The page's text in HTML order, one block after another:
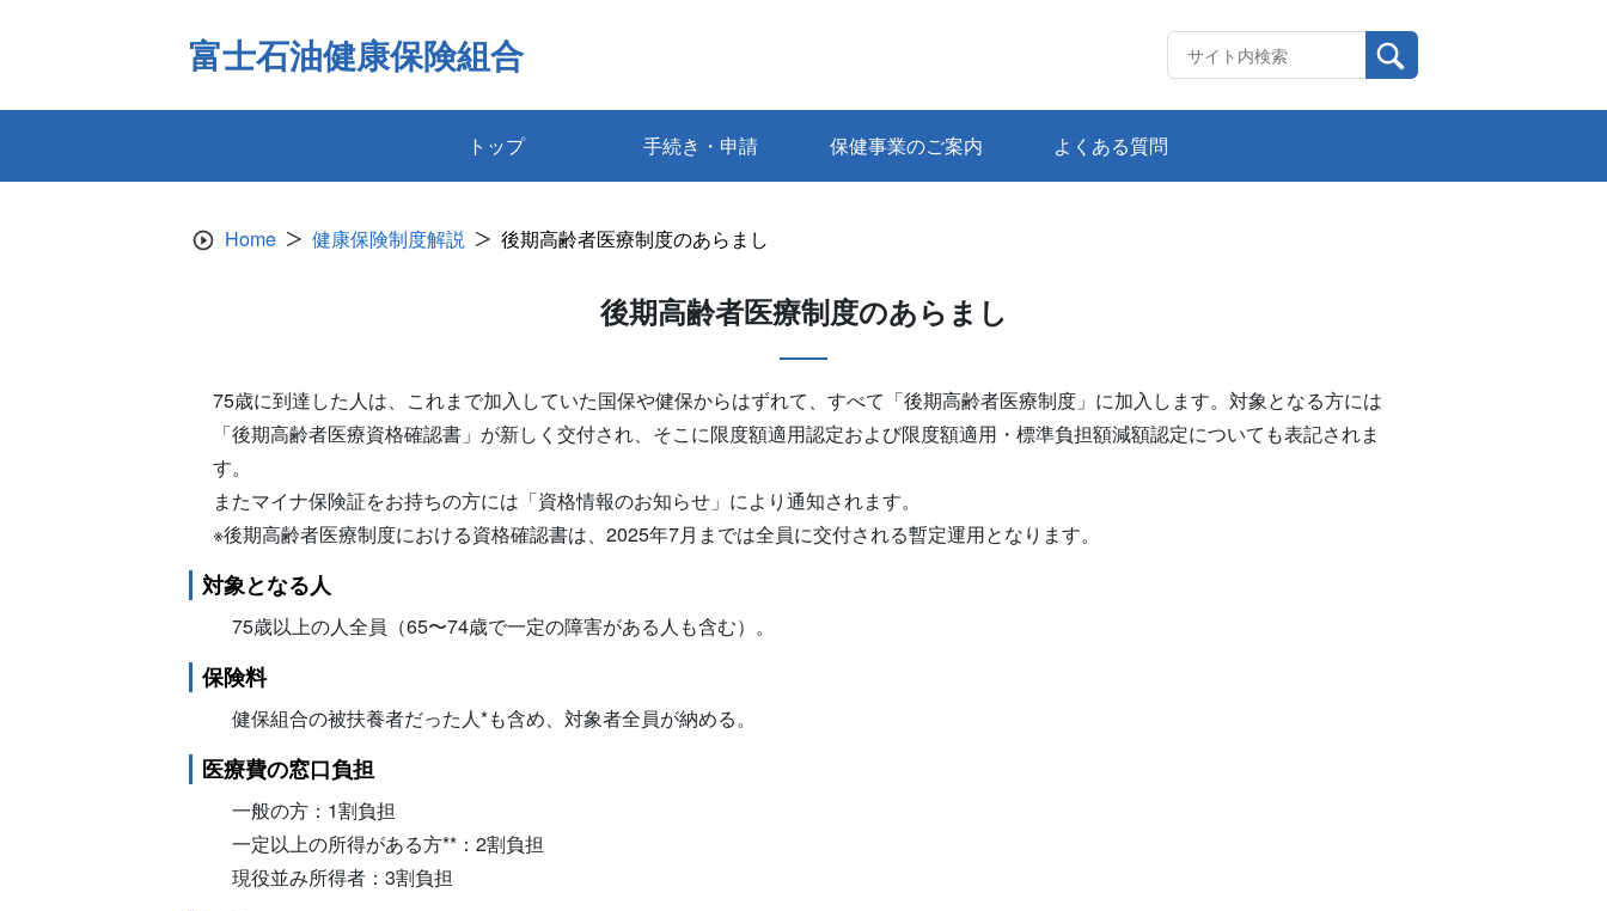
富士石油健康保険組合
トップ 手続き・申請 保健事業のご案内 よくある質問
Home 健康保険制度解説 後期高齢者医療制度のあらまし
後期高齢者医療制度のあらまし
75歳に到達した人は、これまで加入していた国保や健保からはずれて、すべて「後期高齢者医療制度」に加入します。対象となる方には
「後期高齢者医療資格確認書」が新しく交付され、そこに限度額適用認定および限度額適用・標準負担額減額認定についても表記されま
す。
またマイナ保険証をお持ちの方には「資格情報のお知らせ」により通知されます。
※後期高齢者医療制度における資格確認書は、2025年7月までは全員に交付される暫定運用となります。
対象となる人
75歳以上の人全員（65〜74歳で一定の障害がある人も含む）。
保険料
健保組合の被扶養者だった人*も含め、対象者全員が納める。
医療費の窓口負担
一般の方：1割負担
一定以上の所得がある方**：2割負担
現役並み所得者：3割負担